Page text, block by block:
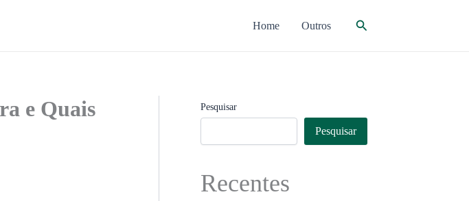
Home Outros Pesquisar
e Quais
Pesquisar
Pesquisar
Recentes